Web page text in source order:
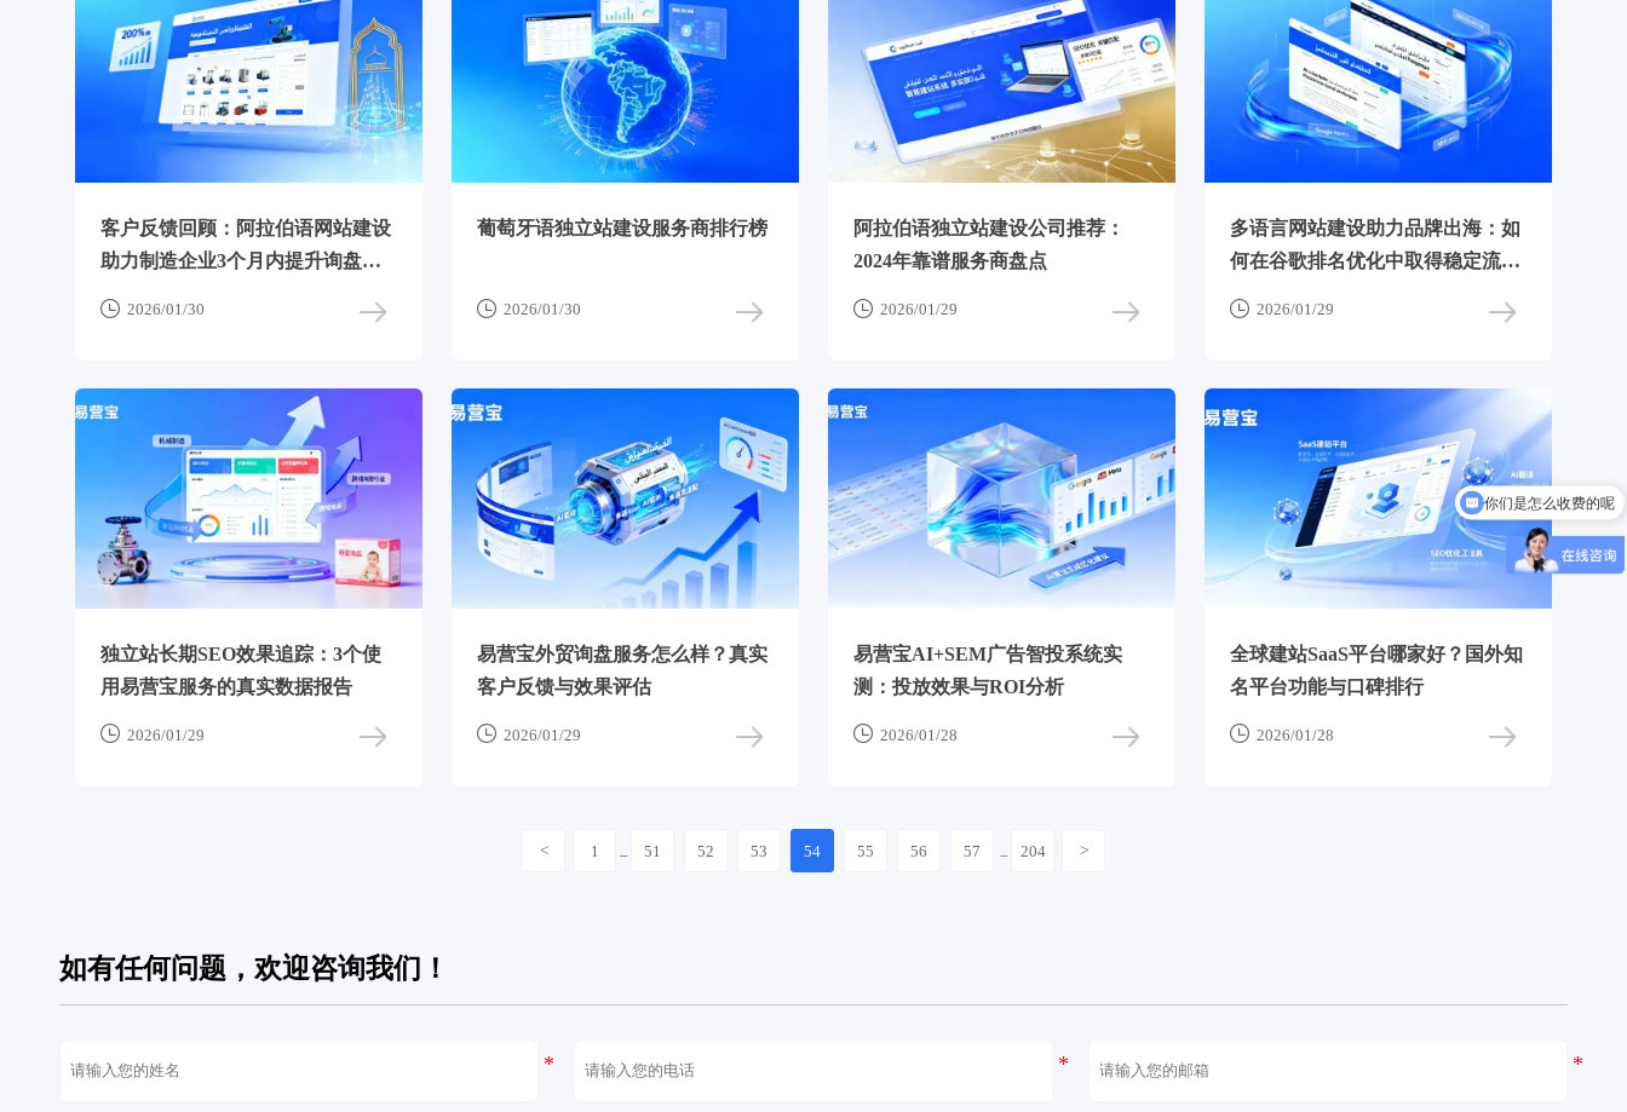
客户反馈回顾：阿拉伯语网站建设
助力制造企业3个月内提升询盘量
 2026/01/30
葡萄牙语独立站建设服务商排行榜
 2026/01/30
阿拉伯语独立站建设公司推荐：
2024年靠谱服务商盘点
 2026/01/29
多语言网站建设助力品牌出海：如
何在谷歌排名优化中取得稳定流
 2026/01/29
独立站长期SEO效果追踪：3个使
用易营宝服务的真实数据报告
 2026/01/29
易营宝外贸询盘服务怎么样？真实
客户反馈与效果评估
 2026/01/29
易营宝AI+SEM广告智投系统实
测：投放效果与ROI分析
 2026/01/28
全球建站SaaS平台哪家好？国外知
名平台功能与口碑排行
 2026/01/28
< 1 ... 51 52 53 54 55 56 57 ... 204 >
如有任何问题，欢迎咨询我们！
你们是怎么收费的呢